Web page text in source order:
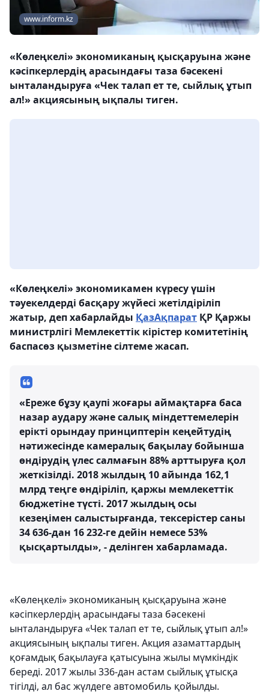
www.inform.kz
«Көлеңкелі» экономиканың қысқаруына және
кәсіпкерлердің арасындағы таза бәсекені
ынталандыруға «Чек талап ет те, сыйлық ұтып
ал!» акциясының ықпалы тиген.
«Көлеңкелі» экономикамен күресу үшін
тәуекелдерді басқару жүйесі жетілдіріліп
жатыр, деп хабарлайды ҚазАқпарат ҚР Қаржы
министрлігі Мемлекеттік кірістер комитетінің
баспасөз қызметіне сілтеме жасап.
«Ереже бұзу қаупі жоғары аймақтарға баса
назар аудару және салық міндеттемелерін
ерікті орындау принциптерін кеңейтудің
нәтижесінде камералық бақылау бойынша
өндірудің үлес салмағын 88% арттыруға қол
жеткізілді. 2018 жылдың 10 айында 162,1
млрд теңге өндіріліп, қаржы мемлекеттік
бюджетіне түсті. 2017 жылдың осы
кезеңімен салыстырғанда, тексерістер саны
34 636-дан 16 232-ге дейін немесе 53%
қысқартылды», - делінген хабарламада.
«Көлеңкелі» экономиканың қысқаруына және
кәсіпкерлердің арасындағы таза бәсекені
ынталандыруға «Чек талап ет те, сыйлық ұтып ал!»
акциясының ықпалы тиген. Акция азаматтардың
қоғамдық бақылауға қатысуына жылы мүмкіндік
береді. 2017 жылы 336-дан астам сыйлық ұтысқа
тігілді, ал бас жүлдеге автомобиль қойылды.